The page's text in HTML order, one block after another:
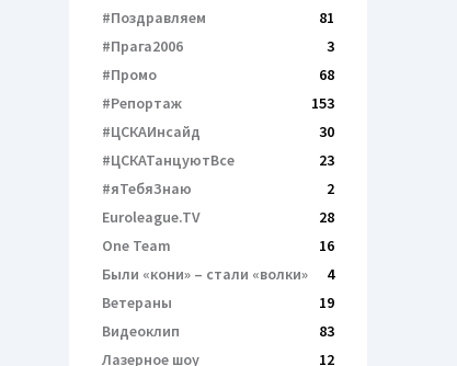
#Поздравляем
81
#Прага2006
3
#Промо
68
#Репортаж
153
#ЦСКАИнсайд
30
#ЦСКАТанцуютВсе
23
#яТебяЗнаю
2
Euroleague.TV
28
One Team
16
Были «кони» – cтали «волки»
4
Ветераны
19
Видеоклип
83
Лазерное шоу
12